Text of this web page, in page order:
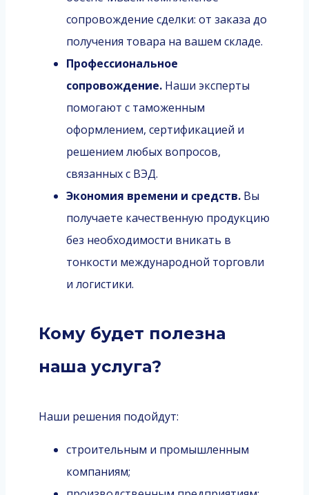
сопровождение сделки: от заказа до
получения товара на вашем складе.
Профессиональное
сопровождение. Наши эксперты
помогают с таможенным
оформлением, сертификацией и
решением любых вопросов,
связанных с ВЭД.
Экономия времени и средств. Вы
получаете качественную продукцию
без необходимости вникать в
тонкости международной торговли
и логистики.
Кому будет полезна
наша услуга?
Наши решения подойдут:
строительным и промышленным
компаниям;